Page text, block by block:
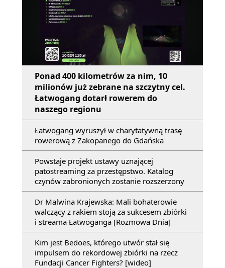
Ponad 400 kilometrów za nim, 10
milionów już zebrane na szczytny cel.
Łatwogang dotarł rowerem do
naszego regionu
Łatwogang wyruszył w charytatywną trasę
rowerową z Zakopanego do Gdańska
Powstaje projekt ustawy uznającej
patostreaming za przestępstwo. Katalog
czynów zabronionych zostanie rozszerzony
Dr Malwina Krajewska: Mali bohaterowie
walczący z rakiem stoją za sukcesem zbiórki
i streama Łatwoganga [Rozmowa Dnia]
Kim jest Bedoes, którego utwór stał się
impulsem do rekordowej zbiórki na rzecz
Fundacji Cancer Fighters? [wideo]